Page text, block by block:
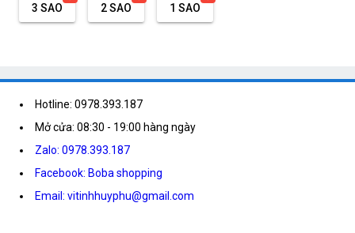
3 SAO 2 SAO 1 SAO
Hotline: 0978.393.187
Mở cửa: 08:30 - 19:00 hàng ngày
Zalo: 0978.393.187
Facebook: Boba shopping
Email: vitinhhuyphu@gmail.com